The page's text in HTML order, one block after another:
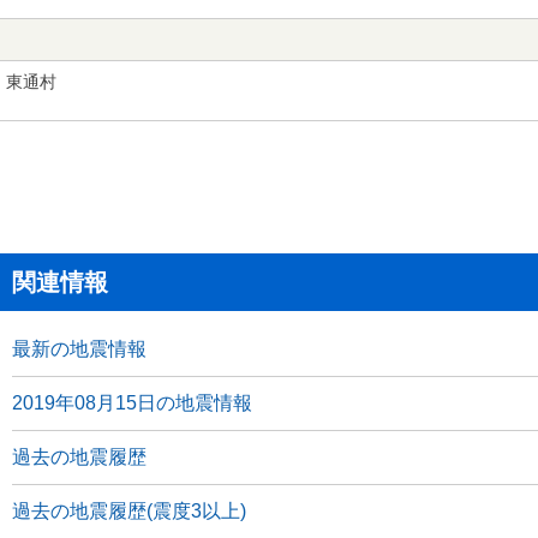
東通村
関連情報
最新の地震情報
2019年08月15日の地震情報
過去の地震履歴
過去の地震履歴(震度3以上)